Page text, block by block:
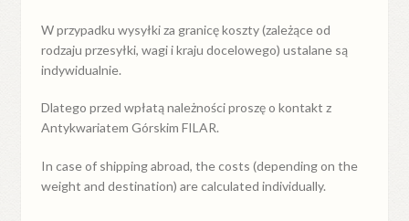
W przypadkuwysyłkiza granicękoszty (zależące od
rodzaju przesyłki, wagi i kraju docelowego) ustalane są
indywidualnie.
Dlatego przed wpłatą należności proszę o kontakt z
Antykwariatem Górskim FILAR.
In case of shipping abroad, the costs (depending on the
weight and destination) are calculated individually.